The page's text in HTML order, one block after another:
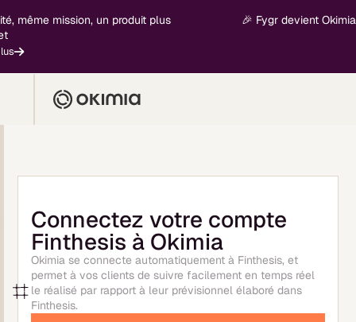
mission, un produit plus 🎉 Fygr devient Okimia
Connectez votre compte
Finthesis à Okimia
Okimia se connecte automatiquement à Finthesis, et
permet à vos clients de suivre facilement en temps réel
le réalisé par rapport à leur prévisionnel élaboré dans
Finthesis.